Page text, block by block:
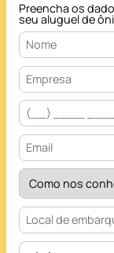
Preencha os
seu aluguel de